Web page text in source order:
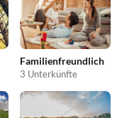
Familienfreundlich
3 Unterkünfte